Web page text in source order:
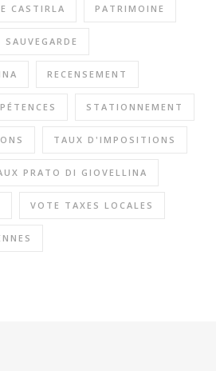
CASTIRLA PATRIMOINE
RECENSEMENT
STATIONNEMENT
TAUX D'IMPOSITIONS
PRATO DI GIOVELLINA
VOTE TAXES LOCALES